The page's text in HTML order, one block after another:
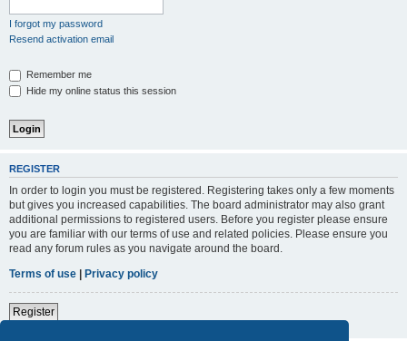
I forgot my password
Resend activation email
Remember me
Hide my online status this session
REGISTER
In order to login you must be registered. Registering takes only a few moments
but gives you increased capabilities. The board administrator may also grant
additional permissions to registered users. Before you register please ensure
you are familiar with our terms of use and related policies. Please ensure you
read any forum rules as you navigate around the board.
Terms of use | Privacy policy
Register